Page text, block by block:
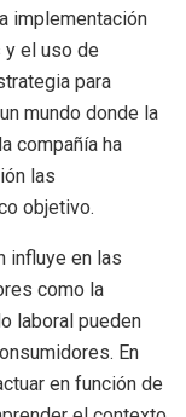
implementación
y el uso de
para
mundo donde la
compañía ha
las
objetivo.
influye en las
como la
laboral pueden
En
en función de